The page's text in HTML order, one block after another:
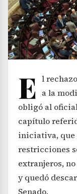
E l
a la
obligó al
capítulo
iniciativa,
restricciones
extranjeros,
y quedó
Senado.